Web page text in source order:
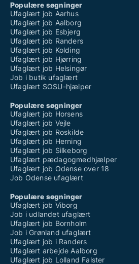
Populære søgninger
Ufaglært job Aarhus
Ufaglært job Aalborg
Ufaglært job Esbjerg
Ufaglært job Randers
Ufaglært job Kolding
Ufaglært job Hjørring
Ufaglært job Helsingør
Job i butik ufaglært
Ufaglært SOSU-hjælper
Populære søgninger
Ufaglært job Horsens
Ufaglært job Vejle
Ufaglært job Roskilde
Ufaglært job Herning
Ufaglært job Silkeborg
Ufaglært pædagogmedhjælper
Ufaglært job Odense over 18
Job Odense ufaglært
Populære søgninger
Ufaglært job Viborg
Job i udlandet ufaglært
Ufaglært job Bornholm
Job i Grønland ufaglært
Ufaglært job i Randers
Ufaglært arbejde Aalborg
Ufaglært job Lolland Falster